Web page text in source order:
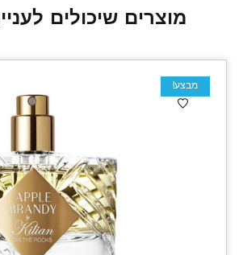
מוצרים שיכולים
מבצע!